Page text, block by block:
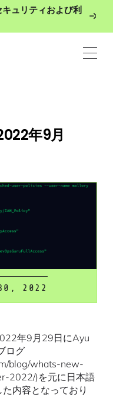
ュリティおよび利
年9月
30, 2022
年9月29日にAyu
ログ
blog/whats-new-
2022/)を元に日本語
内容となっており